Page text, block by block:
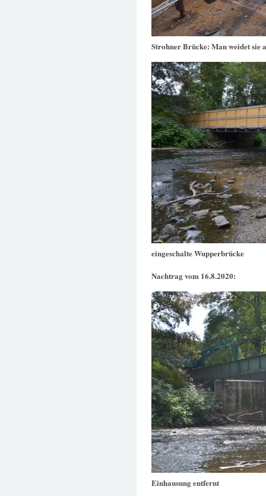
Strohner Brücke: Man weidet sie
eingeschalte Wupperbrücke
Nachtrag vom 16.8.2020:
Einhausung entfernt